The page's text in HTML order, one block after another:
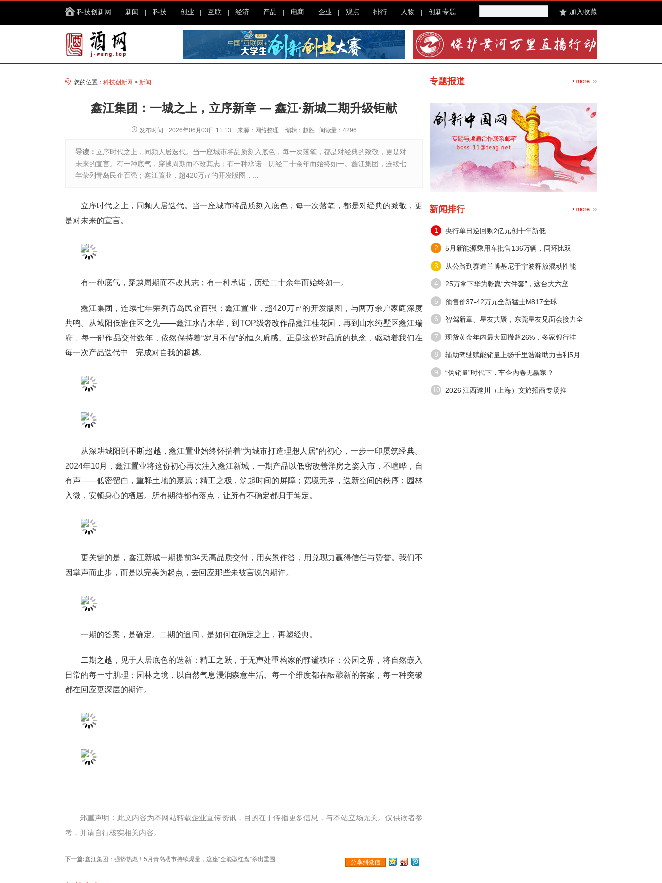
科技创新网 新闻 科技 创业 互联 经济 产品 电商 企业 观点 排行 人物 创新专题 加入收藏
您的位置： 科技创新网 > 新闻
鑫江集团：一城之上，立序新章 — 鑫江·新城二期升级钜献
发布时间：2026年06月03日 11:13 来源：网络整理 编辑：赵胜 阅读量：4296
导读： 立序时代之上，同频人居迭代。当一座城市将品质刻入底色，每一次落笔，都是对经典的致敬，更是对
未来的宣言。有一种底气，穿越周期而不改其志；有一种承诺，历经二十余年而始终如一。鑫江集团，连续七
年荣列青岛民企百强；鑫江置业，超420万㎡的开发版图，...
立序时代之上，同频人居迭代。当一座城市将品质刻入底色，每一次落笔，都是对经典的致敬，更
是对未来的宣言。
有一种底气，穿越周期而不改其志；有一种承诺，历经二十余年而始终如一。
鑫江集团，连续七年荣列青岛民企百强；鑫江置业，超420万㎡的开发版图，与两万余户家庭深度
共鸣。从城阳低密住区之先——鑫江水青木华，到TOP级奢改作品鑫江桂花园，再到山水纯墅区鑫江瑞
府，每一部作品交付数年，依然保持着“岁月不侵”的恒久质感。正是这份对品质的执念，驱动着我们在
每一次产品迭代中，完成对自我的超越。
从深耕城阳到不断超越，鑫江置业始终怀揣着“为城市打造理想人居”的初心，一步一印屡筑经典。
2024年10月，鑫江置业将这份初心再次注入鑫江新城，一期产品以低密改善洋房之姿入市，不喧哗，自
有声——低密留白，重释土地的禀赋；精工之极，筑起时间的屏障；宽境无界，迭新空间的秩序；园林
入微，安顿身心的栖居。所有期待都有落点，让所有不确定都归于笃定。
更关键的是，鑫江新城一期提前34天高品质交付，用实景作答，用兑现力赢得信任与赞誉。我们不
因掌声而止步，而是以完美为起点，去回应那些未被言说的期许。
一期的答案，是确定。二期的追问，是如何在确定之上，再塑经典。
二期之越，见于人居底色的迭新：精工之跃，于无声处重构家的静谧秩序；公园之界，将自然嵌入
日常的每一寸肌理；园林之境，以自然气息浸润森意生活。每一个维度都在酝酿新的答案，每一种突破
都在回应更深层的期许。
郑重声明：此文内容为本网站转载企业宣传资讯，目的在于传播更多信息，与本站立场无关。仅供读者参
考，并请自行核实相关内容。
下一篇:鑫江集团：强势热燃！5月青岛楼市持续爆量，这座“全能型红盘”杀出重围 分享到微信
专题报道
新闻排行
1 央行单日逆回购2亿元创十年新低
2 5月新能源乘用车批售136万辆，同环比双
3 从公路到赛道兰博基尼于宁波释放混动性能
4 25万拿下华为乾崑“六件套”，这台大六座
5 预售价37-42万元全新猛士M817全球
6 智驾新章、星友共聚，东莞星友见面会接力全
7 现货黄金年内最大回撤超26%，多家银行挂
8 辅助驾驶赋能销量上扬千里浩瀚助力吉利5月
9 “伪销量”时代下，车企内卷无赢家？
10 2026 江西遂川（上海）文旅招商专场推